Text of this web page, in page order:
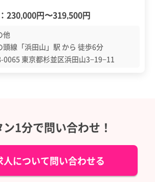
230,000円〜319,500円
他
頭線「浜田山」駅 から 徒歩6分
0065 東京都杉並区浜田山3−19−11
1分で問い合わせ！
人について問い合わせる